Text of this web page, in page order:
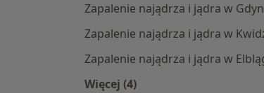
Zapalenie najądrza i jądra w
Zapalenie najądrza i jądra w
Zapalenie najądrza i jądra w
Więcej (4)